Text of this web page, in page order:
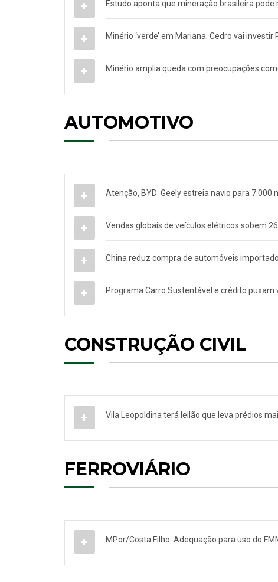
Estudo aponta que mineração brasileira
Minério ‘verde’ em Mariana: Cedro vai
Minério amplia queda com preocupações
AUTOMOTIVO
Atenção, BYD: Geely estreia navio para 7.000
Vendas globais de veículos elétricos sobem
China reduz compra de automóveis
Programa Carro Sustentável e crédito puxam
CONSTRUÇÃO CIVIL
Vila Leopoldina terá leilão que leva prédios
FERROVIÁRIO
MPor/Costa Filho: Adequação para uso do